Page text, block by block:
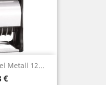
Metall 12...
€